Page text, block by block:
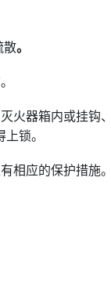
散。
火器箱内或挂钩
锁。
相应的保护措施。